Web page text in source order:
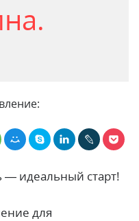
— идеальный старт!
для